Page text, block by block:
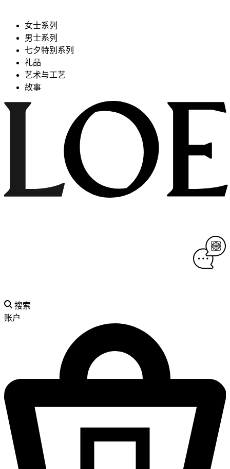
女士系列
男士系列
七夕特别系列
礼品
艺术与工艺
故事
搜索
账户